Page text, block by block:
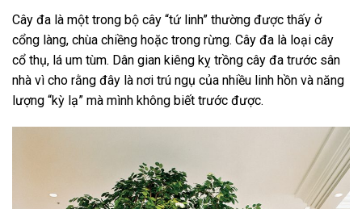
Cây đa là một trong bộ cây “tứ linh” thường được thấy ở
cổng làng, chùa chiềng hoặc trong rừng. Cây đa là loại cây
cổ thụ, lá um tùm. Dân gian kiêng kỵ trồng cây đa trước sân
nhà vì cho rằng đây là nơi trú ngụ của nhiều linh hồn và năng
lượng “kỳ lạ” mà mình không biết trước được.